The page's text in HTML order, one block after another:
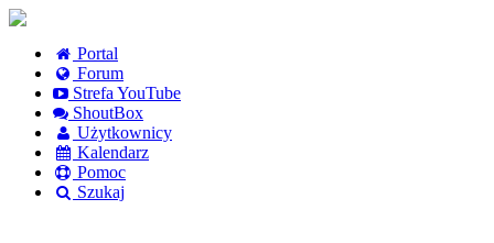
Portal
Forum
Strefa YouTube
ShoutBox
Użytkownicy
Kalendarz
Pomoc
Szukaj